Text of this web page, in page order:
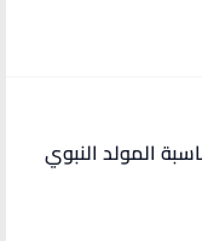
المولد النبوي